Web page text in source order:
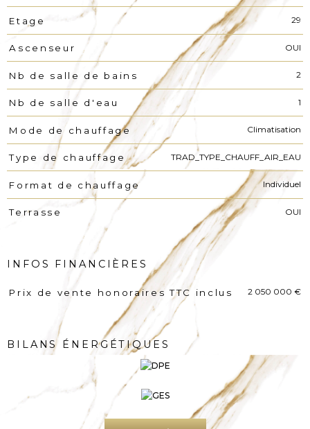
Etage 29
Ascenseur OUI
Nb de salle de bains 2
Nb de salle d'eau 1
Mode de chauffage Climatisation
Type de chauffage TRAD_TYPE_CHAUFF_AIR_EAU
Format de chauffage Individuel
Terrasse OUI
INFOS FINANCIÈRES
Caractéristiques Valeurs
Prix de vente honoraires TTC inclus 2 050 000 €
BILANS ÉNERGÉTIQUES